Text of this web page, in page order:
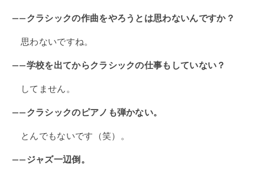
——クラシックの作曲をやろうとは思わないんですか？
思わないですね。
——学校を出てからクラシックの仕事もしていない？
してません。
——クラシックのピアノも弾かない。
とんでもないです（笑）。
——ジャズ一辺倒。